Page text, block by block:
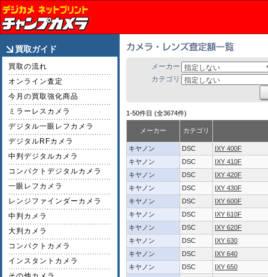
買取ガイド
買取の流れ
オンライン査定
今月の買取強化商品
ミラーレスカメラ
デジタル一眼レフカメラ
デジタルRFカメラ
中判デジタルカメラ
コンパクトデジタルカメラ
一眼レフカメラ
レンジファインダーカメラ
中判カメラ
大判カメラ
コンパクトカメラ
インスタントカメラ
メーカー
カテゴリ
1-50件目 (全3674件)
メーカー カテゴリ
キヤノン DSC
IXY 400F
キヤノン
DSC
IXY 410F
キヤノン
DSC
IXY 420F
キヤノン
DSC
IXY 430F
キヤノン
DSC
IXY 600F
キヤノン
DSC
IXY 610F
キヤノン
DSC
IXY 620F
キヤノン
DSC
IXY 630
キヤノン
DSC
IXY 640
キヤノン
DSC
IXY 650